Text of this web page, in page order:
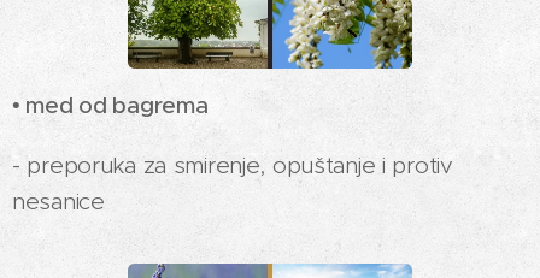
• med od bagrema
- preporuka za smirenje, opuštanje i protiv
nesanice